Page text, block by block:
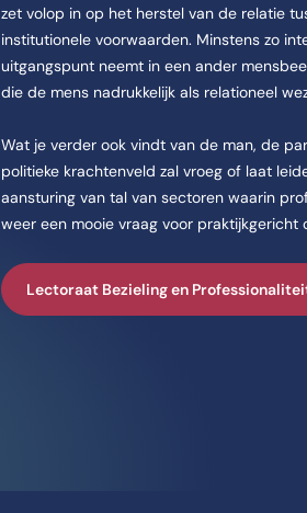
zet volop in op het herstel van de relatie
institutionele voorwaarden. Minstens zo
uitgangspunt neemt in een ander
die de mens nadrukkelijk als relationeel
Wat je verder ook vindt van de man, de
politieke krachtenveld zal vroeg of laat
aansturing van tal van sectoren waarin
weer een mooie vraag voor praktijkgericht
Lectoraat Bezieling en